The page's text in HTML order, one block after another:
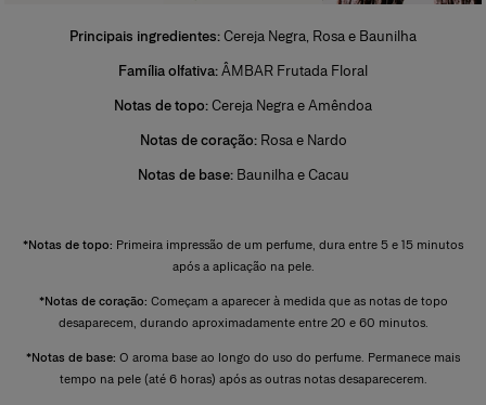
concentrada de uma fragrância. Sua concentração varia entre 20% e
40% em uma solução de álcool extrafino a 96%. Sua duração é superior
à das demais categorias e, por isso, costuma ser reservado para ocasiões
especiais, especialmente à noite. As notas de fundo predominam na
composição. O perfumista destaca a nobreza dessas notas para reforçar
sua intensidade, profundidade e longa duração. Bastam algumas gotas
aplicadas diretamente sobre a pele, de preferência nos pontos de
pulsação, para revelar todo o rastro e a intensidade da fragrância.
Principais ingredientes: Cereja Negra, Rosa e Baunilha
Família olfativa:ÂMBAR Frutada Floral
Notas de topo: Cereja Negra e Amêndoa
Notas de coração:Rosae Nardo
Notas de base:Baunilha e Cacau
*Notas de topo: Primeira impressão de um perfume, dura entre 5 e 15 minutos
após a aplicação na pele.
*Notas de coração: Começam a aparecer à medida que as notas de topo
desaparecem, durando aproximadamente entre 20 e 60 minutos.
*Notas de base: O aroma base ao longo do uso do perfume. Permanece mais
tempo na pele (até 6 horas) após as outras notas desaparecerem.